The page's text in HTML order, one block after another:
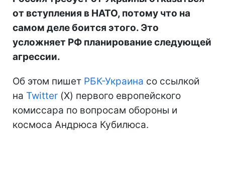
от вступления в НАТО, потому что на
самом деле боится этого. Это
усложняет РФ планирование следующей
агрессии.
Об этом пишет РБК-Украина со ссылкой
на Twitter (Х) первого европейского
комиссара по вопросам обороны и
космоса Андрюса Кубилюса.